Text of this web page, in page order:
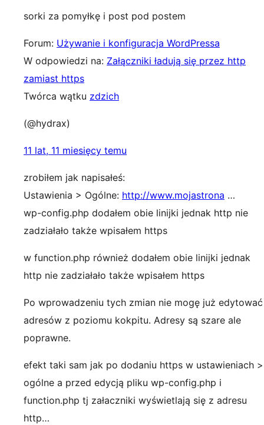
sorki za pomyłkę i post pod postem
Forum: Używanie i konfiguracja WordPressa
W odpowiedzi na: Załączniki ładują się przez http
zamiast https
Twórca wątku zdzich
(@hydrax)
11 lat, 11 miesięcy temu
zrobiłem jak napisałeś:
Ustawienia > Ogólne: http://www.mojastrona …
wp-config.php dodałem obie linijki jednak http nie
zadziałało także wpisałem https
w function.php również dodałem obie linijki jednak
http nie zadziałało także wpisałem https
Po wprowadzeniu tych zmian nie mogę już edytować
adresów z poziomu kokpitu. Adresy są szare ale
poprawne.
efekt taki sam jak po dodaniu https w ustawieniach >
ogólne a przed edycją pliku wp-config.php i
function.php tj załaczniki wyświetlają się z adresu
http…